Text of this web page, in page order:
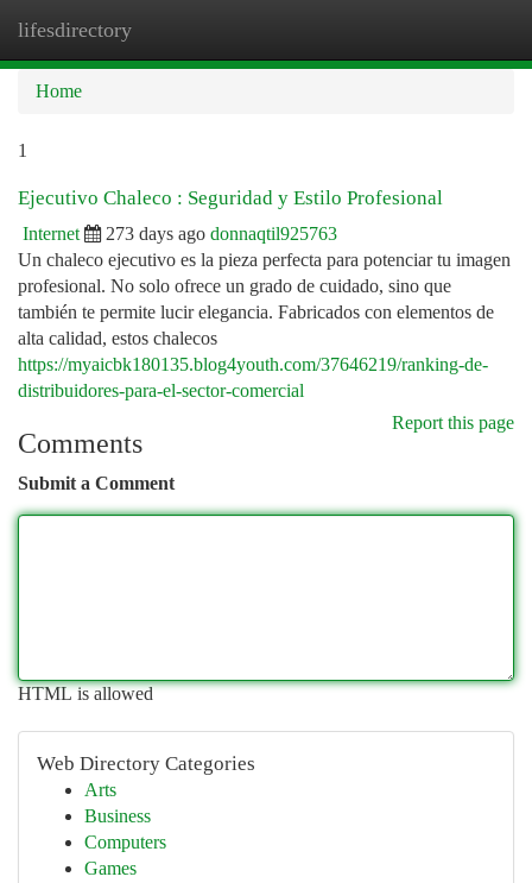
lifesdirectory
Home
1
Ejecutivo Chaleco : Seguridad y Estilo Profesional
Internet 273 days ago donnaqtil925763
Un chaleco ejecutivo es la pieza perfecta para potenciar tu imagen
profesional. No solo ofrece un grado de cuidado, sino que
también te permite lucir elegancia. Fabricados con elementos de
alta calidad, estos chalecos
https://myaicbk180135.blog4youth.com/37646219/ranking-de-
distribuidores-para-el-sector-comercial
Report this page
Comments
Submit a Comment
HTML is allowed
Web Directory Categories
Arts
Business
Computers
Games